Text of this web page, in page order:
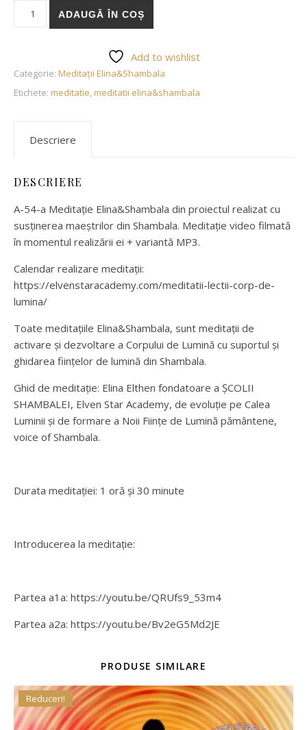
Cantitate Meditație "ascensiunea Sufletului în a4a petală a
ADAUGĂ ÎN COȘ
Add to wishlist
Categorie: Meditații Elina&Shambala
Etichete: meditatie,meditatii elina&shambala
Descriere
DESCRIERE
A-54-a Meditație Elina&Shambala din proiectul realizat cu
susținerea maeștrilor din Shambala. Meditație video filmată
în momentul realizării ei + variantă MP3.
Calendar realizare meditații:
https://elvenstaracademy.com/meditatii-lectii-corp-de-
lumina/
Toate meditațiile Elina&Shambala, sunt meditații de
activare și dezvoltare a Corpului de Lumină cu suportul și
ghidarea ființelor de lumină din Shambala.
Ghid de meditație: Elina Elthen fondatoare a ȘCOLII
SHAMBALEI, Elven Star Academy, de evoluție pe Calea
Luminii și de formare a Noii Ființe de Lumină pământene,
voice of Shambala.
Durata meditației: 1 oră și 30 minute
Introducerea la meditație:
Partea a1a: https://youtu.be/QRUfs9_53m4
Partea a2a: https://youtu.be/Bv2eG5Md2JE
PRODUSE SIMILARE
Reduceri!